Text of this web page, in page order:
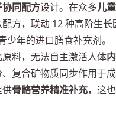
同配方设计。在众多儿
方，联动 12 种高阶生
少年的进口膳食补充剂。
料，无法自主激活人体
复合矿物质同步作用于
供骨骼营养精准补充，这